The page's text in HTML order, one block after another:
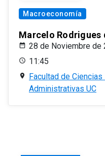
Macroeconomía
Marcelo Rodrigues
28 de Noviembre de
11:45
Facultad de
Administrativas UC